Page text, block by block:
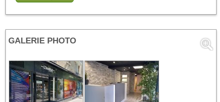
GALERIE PHOTO